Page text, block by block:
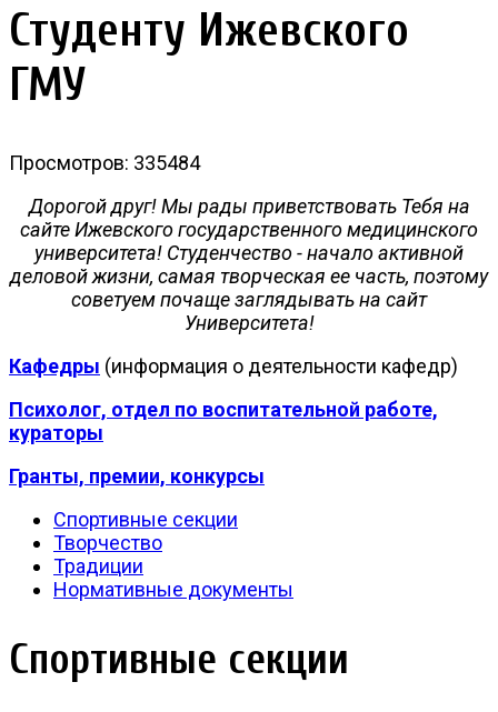
Студенту Ижевского
ГМУ
Просмотров: 335484
Дорогой друг! Мы рады приветствовать Тебя на
сайте Ижевского государственного медицинского
университета! Студенчество - начало активной
деловой жизни, самая творческая ее часть, поэтому
советуем почаще заглядывать на сайт
Университета!
Кафедры (информация о деятельности кафедр)
Психолог, отдел по воспитательной работе,
кураторы
Гранты, премии, конкурсы
Спортивные секции
Творчество
Традиции
Нормативные документы
Спортивные секции